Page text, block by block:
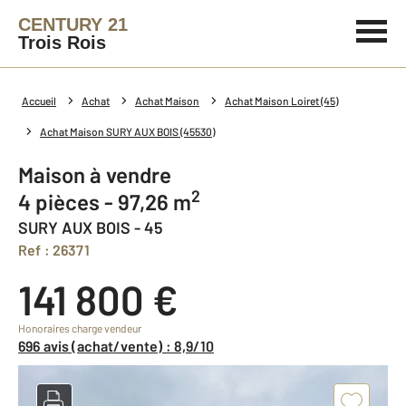
CENTURY 21
Trois Rois
Accueil Achat Achat Maison Achat Maison Loiret (45)
Achat Maison SURY AUX BOIS (45530)
Maison à vendre
4 pièces - 97,26 m2
SURY AUX BOIS - 45
Ref : 26371
141 800 €
Honoraires charge vendeur
696 avis (achat/vente) : 8,9/10